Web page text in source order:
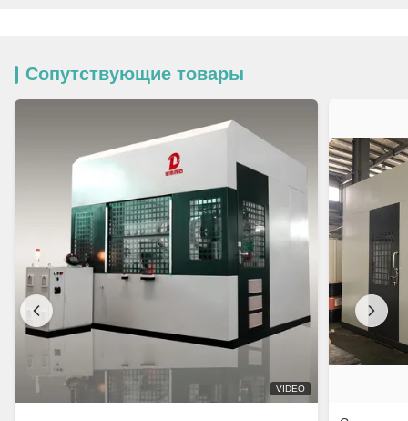
Сопутствующие товары
VIDEO